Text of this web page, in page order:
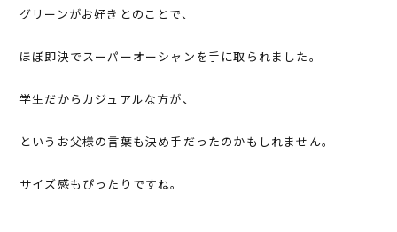
グリーンがお好きとのことで、
ほぼ即決でスーパーオーシャンを手に取られました。
学生だからカジュアルな方が、
というお父様の言葉も決め手だったのかもしれません。
サイズ感もぴったりですね。